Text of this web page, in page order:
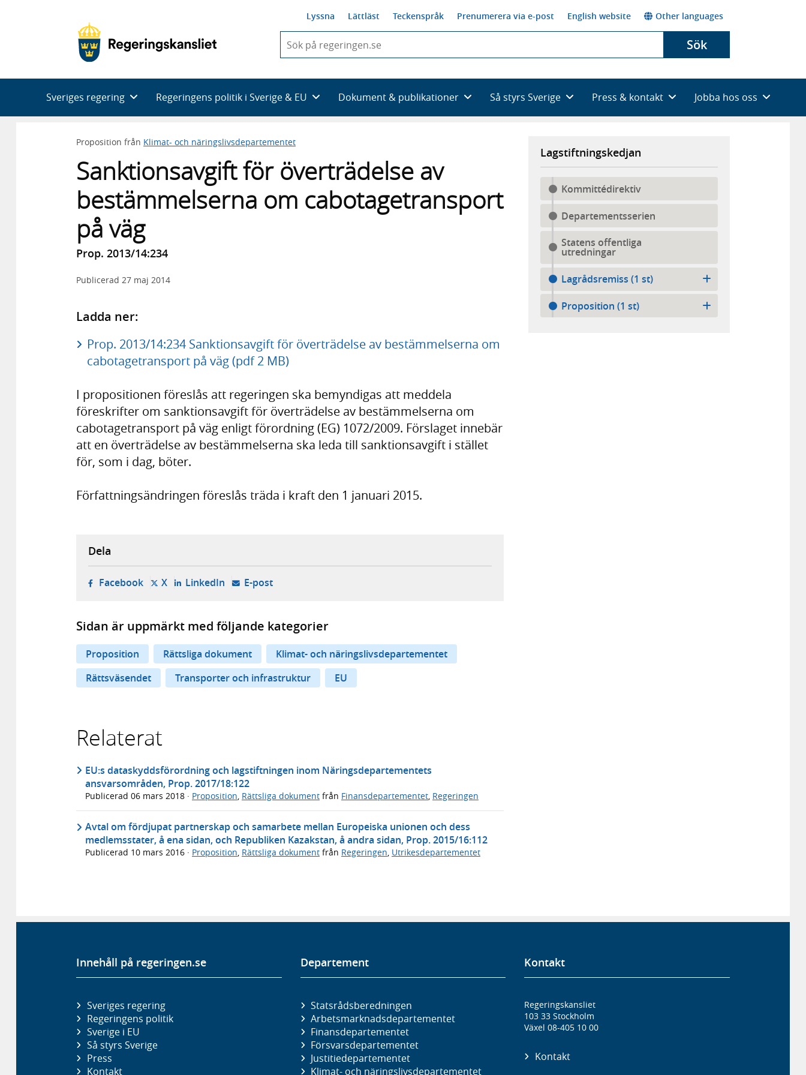
Lyssna Lättläst Teckenspråk Prenumerera via e-post English website Other languages
du
skriva
framträder
en
med
Sök
Sveriges regering Regeringens politik i Sverige & EU Dokument & publikationer Så styrs Sverige Press & kontakt Jobba hos oss
Proposition från Klimat- och näringslivsdepartementet
Sanktionsavgift för överträdelse av
bestämmelserna om cabotagetransport
på väg
Prop. 2013/14:234
Publicerad 27 maj 2014
Ladda ner:
Prop. 2013/14:234 Sanktionsavgift för överträdelse av bestämmelserna om
cabotagetransport på väg (pdf 2 MB)
I propositionen föreslås att regeringen ska bemyndigas att meddela
föreskrifter om sanktionsavgift för överträdelse av bestämmelserna om
cabotagetransport på väg enligt förordning (EG) 1072/2009. Förslaget innebär
att en överträdelse av bestämmelserna ska leda till sanktionsavgift i stället
för, som i dag, böter.
Författningsändringen föreslås träda i kraft den 1 januari 2015.
Lagstiftningskedjan
Kommittédirektiv
Departementsserien
Statens offentliga
utredningar
Lagrådsremiss (1 st)
Proposition (1 st)
Dela
Facebook- öppnas i ny flik, extern webbplats,
X- öppnas i ny flik, extern webbplats,
LinkedIn- öppnas i ny flik, extern webbplats,
E-post- öppnar din e-postklient,
Sidan är uppmärkt med följande kategorier
Proposition Rättsliga dokument
Klimat- och näringslivsdepartementet
Rättsväsendet
Transporter och infrastruktur EU
Relaterat
EU:s dataskyddsförordning och lagstiftningen inom Näringsdepartementets
ansvarsområden, Prop. 2017/18:122
Publicerad 06 mars 2018 · Proposition Rättsliga dokument från Finansdepartementet Regeringen
Avtal om fördjupat partnerskap och samarbete mellan Europeiska unionen och dess
medlemsstater, å ena sidan, och Republiken Kazakstan, å andra sidan, Prop. 2015/16:112
Publicerad 10 mars 2016 · Proposition, Rättsliga dokument från Regeringen, Utrikesdepartementet
Innehåll på regeringen.se
Sveriges regering
Regeringens politik
Sverige i EU
Så styrs Sverige
Press
Kontakt
Departement
Statsrådsberedningen
Arbetsmarknads­departementet
Finans­departementet
Försvars­departementet
Justitie­departementet
Klimat- och näringslivs­departementet
Kontakt
Regeringskansliet
103 33 Stockholm
Växel 08-405 10 00
Kontakt